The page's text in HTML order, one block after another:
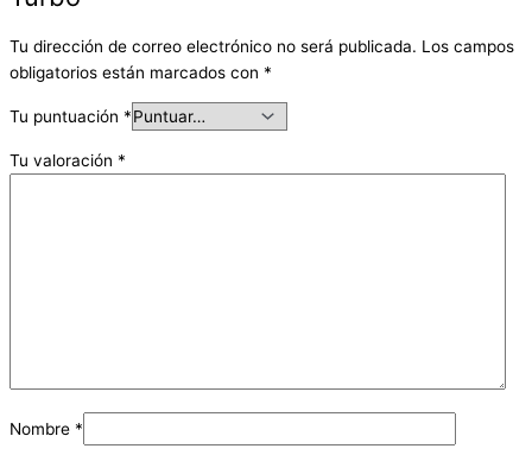
Tu dirección de correo electrónico no será publicada. Los campos
obligatorios están marcados con *
Tu puntuación *
Tu valoración *
Nombre *